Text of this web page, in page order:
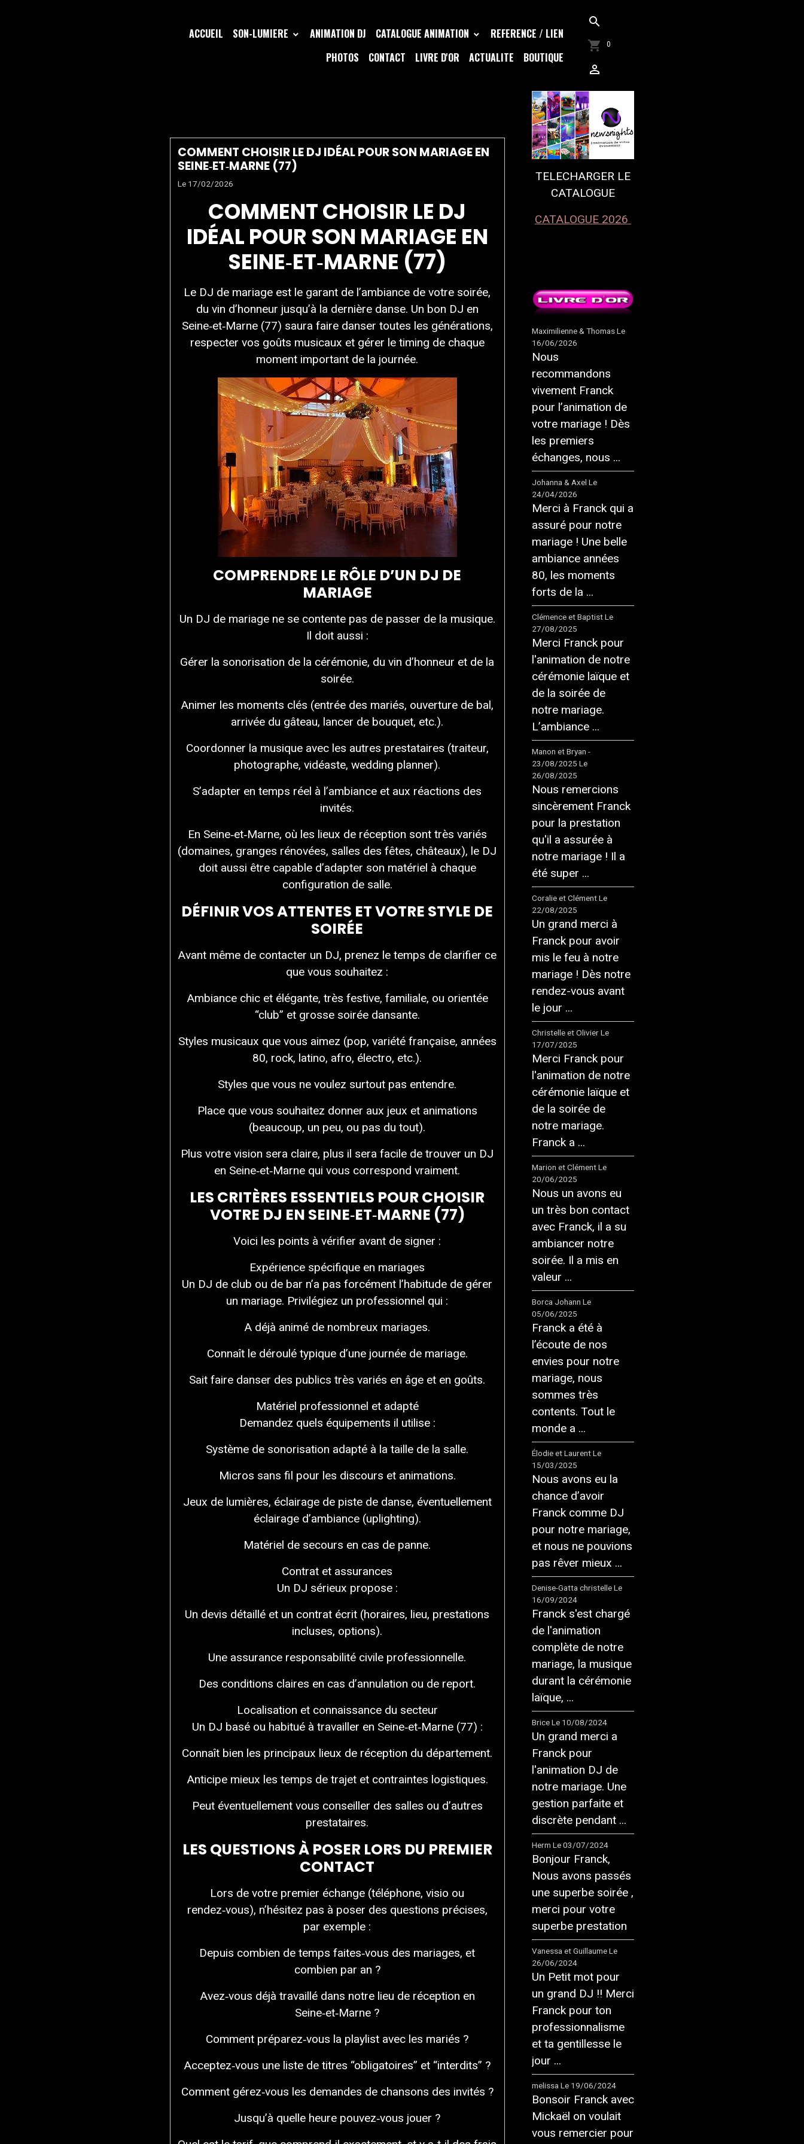
ACCUEIL SON-LUMIERE ANIMATION DJ CATALOGUE ANIMATION
REFERENCE / LIEN
PHOTOS
CONTACT LIVRE D'OR ACTUALITE BOUTIQUE
0
COMMENT CHOISIR LE DJ IDÉAL POUR SON MARIAGE EN
SEINE‑ET‑MARNE (77)
Le 17/02/2026
COMMENT CHOISIR LE DJ
IDÉAL POUR SON MARIAGE EN
SEINE‑ET‑MARNE (77)
Le DJ de mariage est le garant de l’ambiance de votre soirée,
du vin d’honneur jusqu’à la dernière danse. Un bon DJ en
Seine‑et‑Marne (77) saura faire danser toutes les générations,
respecter vos goûts musicaux et gérer le timing de chaque
moment important de la journée.
COMPRENDRE LE RÔLE D’UN DJ DE
MARIAGE
Un DJ de mariage ne se contente pas de passer de la musique.
Il doit aussi :
Gérer la sonorisation de la cérémonie, du vin d’honneur et de la
soirée.
Animer les moments clés (entrée des mariés, ouverture de bal,
arrivée du gâteau, lancer de bouquet, etc.).
Coordonner la musique avec les autres prestataires (traiteur,
photographe, vidéaste, wedding planner).
S’adapter en temps réel à l’ambiance et aux réactions des
invités.
En Seine‑et‑Marne, où les lieux de réception sont très variés
(domaines, granges rénovées, salles des fêtes, châteaux), le DJ
doit aussi être capable d’adapter son matériel à chaque
configuration de salle.
DÉFINIR VOS ATTENTES ET VOTRE STYLE DE
SOIRÉE
Avant même de contacter un DJ, prenez le temps de clarifier ce
que vous souhaitez :
Ambiance chic et élégante, très festive, familiale, ou orientée
“club” et grosse soirée dansante.
Styles musicaux que vous aimez (pop, variété française, années
80, rock, latino, afro, électro, etc.).
Styles que vous ne voulez surtout pas entendre.
Place que vous souhaitez donner aux jeux et animations
(beaucoup, un peu, ou pas du tout).
Plus votre vision sera claire, plus il sera facile de trouver un DJ
en Seine‑et‑Marne qui vous correspond vraiment.
LES CRITÈRES ESSENTIELS POUR CHOISIR
VOTRE DJ EN SEINE‑ET‑MARNE (77)
Voici les points à vérifier avant de signer :
Expérience spécifique en mariages
Un DJ de club ou de bar n’a pas forcément l’habitude de gérer
un mariage. Privilégiez un professionnel qui :
A déjà animé de nombreux mariages.
Connaît le déroulé typique d’une journée de mariage.
Sait faire danser des publics très variés en âge et en goûts.
Matériel professionnel et adapté
Demandez quels équipements il utilise :
Système de sonorisation adapté à la taille de la salle.
Micros sans fil pour les discours et animations.
Jeux de lumières, éclairage de piste de danse, éventuellement
éclairage d’ambiance (uplighting).
Matériel de secours en cas de panne.
Contrat et assurances
Un DJ sérieux propose :
Un devis détaillé et un contrat écrit (horaires, lieu, prestations
incluses, options).
Une assurance responsabilité civile professionnelle.
Des conditions claires en cas d’annulation ou de report.
Localisation et connaissance du secteur
Un DJ basé ou habitué à travailler en Seine‑et‑Marne (77) :
Connaît bien les principaux lieux de réception du département.
Anticipe mieux les temps de trajet et contraintes logistiques.
Peut éventuellement vous conseiller des salles ou d’autres
prestataires.
LES QUESTIONS À POSER LORS DU PREMIER
CONTACT
Lors de votre premier échange (téléphone, visio ou
rendez‑vous), n’hésitez pas à poser des questions précises,
par exemple :
Depuis combien de temps faites‑vous des mariages, et
combien par an ?
Avez‑vous déjà travaillé dans notre lieu de réception en
Seine‑et‑Marne ?
Comment préparez‑vous la playlist avec les mariés ?
Acceptez‑vous une liste de titres “obligatoires” et “interdits” ?
Comment gérez‑vous les demandes de chansons des invités ?
Jusqu’à quelle heure pouvez‑vous jouer ?
TELECHARGER LE
CATALOGUE
CATALOGUE 2026
Maximilienne & Thomas Le
16/06/2026
Nous
recommandons
vivement Franck
pour l’animation de
votre mariage ! Dès
les premiers
échanges, nous ...
Johanna & Axel Le
24/04/2026
Merci à Franck qui a
assuré pour notre
mariage ! Une belle
ambiance années
80, les moments
forts de la ...
Clémence et Baptist Le
27/08/2025
Merci Franck pour
l'animation de notre
cérémonie laïque et
de la soirée de
notre mariage.
L’ambiance ...
Manon et Bryan -
23/08/2025 Le
26/08/2025
Nous remercions
sincèrement Franck
pour la prestation
qu'il a assurée à
notre mariage ! Il a
été super ...
Coralie et Clément Le
22/08/2025
Un grand merci à
Franck pour avoir
mis le feu à notre
mariage ! Dès notre
rendez-vous avant
le jour ...
Christelle et Olivier Le
17/07/2025
Merci Franck pour
l'animation de notre
cérémonie laïque et
de la soirée de
notre mariage.
Franck a ...
Marion et Clément Le
20/06/2025
Nous un avons eu
un très bon contact
avec Franck, il a su
ambiancer notre
soirée. Il a mis en
valeur ...
Borca Johann Le
05/06/2025
Franck a été à
l’écoute de nos
envies pour notre
mariage, nous
sommes très
contents. Tout le
monde a ...
Élodie et Laurent Le
15/03/2025
Nous avons eu la
chance d’avoir
Franck comme DJ
pour notre mariage,
et nous ne pouvions
pas rêver mieux ...
Denise-Gatta christelle Le
16/09/2024
Franck s'est chargé
de l'animation
complète de notre
mariage, la musique
durant la cérémonie
laïque, ...
Brice Le 10/08/2024
Un grand merci a
Franck pour
l'animation DJ de
notre mariage. Une
gestion parfaite et
discrète pendant ...
Herm Le 03/07/2024
Bonjour Franck,
Nous avons passés
une superbe soirée ,
merci pour votre
superbe prestation
Vanessa et Guillaume Le
26/06/2024
Un Petit mot pour
un grand DJ !! Merci
Franck pour ton
professionnalisme
et ta gentillesse le
jour ...
melissa Le 19/06/2024
Bonsoir Franck avec
Mickaël on voulait
vous remercier pour